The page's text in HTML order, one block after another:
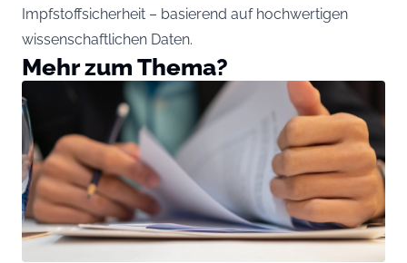
Impfstoffsicherheit – basierend auf hochwertigen
wissenschaftlichen Daten.
Mehr zum Thema?